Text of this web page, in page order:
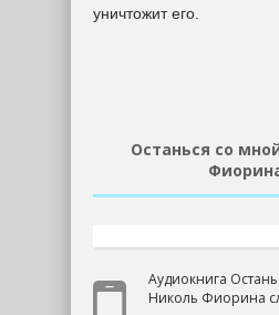
уничтожит его.
Останься со
Аудиокнига
Николь Фиорина